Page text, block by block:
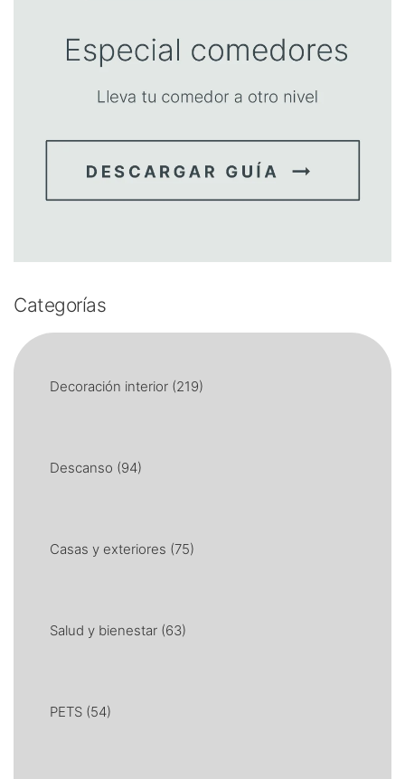
Categorías
Decoración interior (219)
Descanso (94)
Casas y exteriores (75)
Salud y bienestar (63)
PETS (54)